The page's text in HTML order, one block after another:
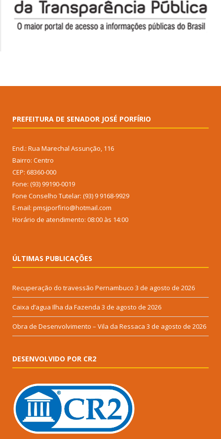
PREFEITURA DE SENADOR JOSÉ PORFÍRIO
End.: Rua Marechal Assunção, 116
Bairro: Centro
CEP: 68360-000
Fone: (93) 99190-0019
Fone Conselho Tutelar: (93) 9 9168-9929
E-mail: pmsjporfirio@hotmail.com
Horário de atendimento: 08:00 às 14:00
ÚLTIMAS PUBLICAÇÕES
Recuperação do travessão Pernambuco 3 de agosto de 2026
Caixa d’agua Ilha da Fazenda 3 de agosto de 2026
Obra de Desenvolvimento – Vila da Ressaca 3 de agosto de 2026
DESENVOLVIDO POR CR2